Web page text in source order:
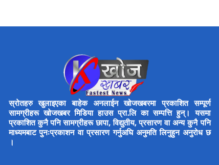
स्रोतहरु खुलाइएका बाहेक अनलाईन खोजखबरमा प्रकाशित सम्पूर्ण
सामग्रीहरू खोजखबर मिडिया हाउस प्रा.लि का सम्पत्ति हुन्। यसमा
प्रकाशित कुनै पनि सामग्रीहरू छापा, विद्युतीय, प्रसारण वा अन्य कुनै पनि
माध्यमबाट पुनःप्रकाशन वा प्रसारण गर्नुअघि अनुमति लिनुहुन अनुरोध छ
।